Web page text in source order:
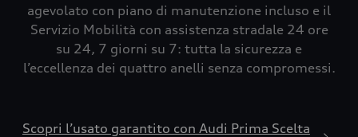
agevolato con piano di manutenzione incluso e il
Servizio Mobilità con assistenza stradale 24 ore
su 24, 7 giorni su 7: tutta la sicurezza e
l’eccellenza dei quattro anelli senza compromessi.
Scopri l’usato garantito con Audi Prima Scelta